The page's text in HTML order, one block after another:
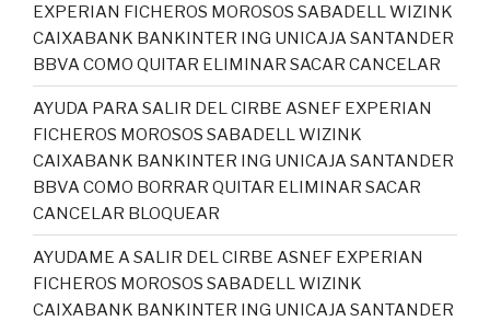
EXPERIAN FICHEROS MOROSOS SABADELL WIZINK
CAIXABANK BANKINTER ING UNICAJA SANTANDER
BBVA COMO QUITAR ELIMINAR SACAR CANCELAR
AYUDA PARA SALIR DEL CIRBE ASNEF EXPERIAN
FICHEROS MOROSOS SABADELL WIZINK
CAIXABANK BANKINTER ING UNICAJA SANTANDER
BBVA COMO BORRAR QUITAR ELIMINAR SACAR
CANCELAR BLOQUEAR
AYUDAME A SALIR DEL CIRBE ASNEF EXPERIAN
FICHEROS MOROSOS SABADELL WIZINK
CAIXABANK BANKINTER ING UNICAJA SANTANDER